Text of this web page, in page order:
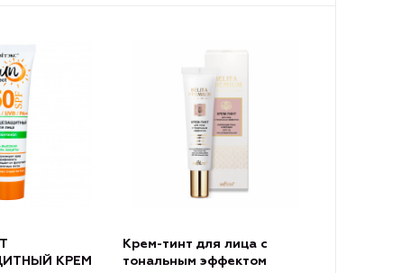
КРЕМ
Крем-тинт для лица с
тональным эффектом